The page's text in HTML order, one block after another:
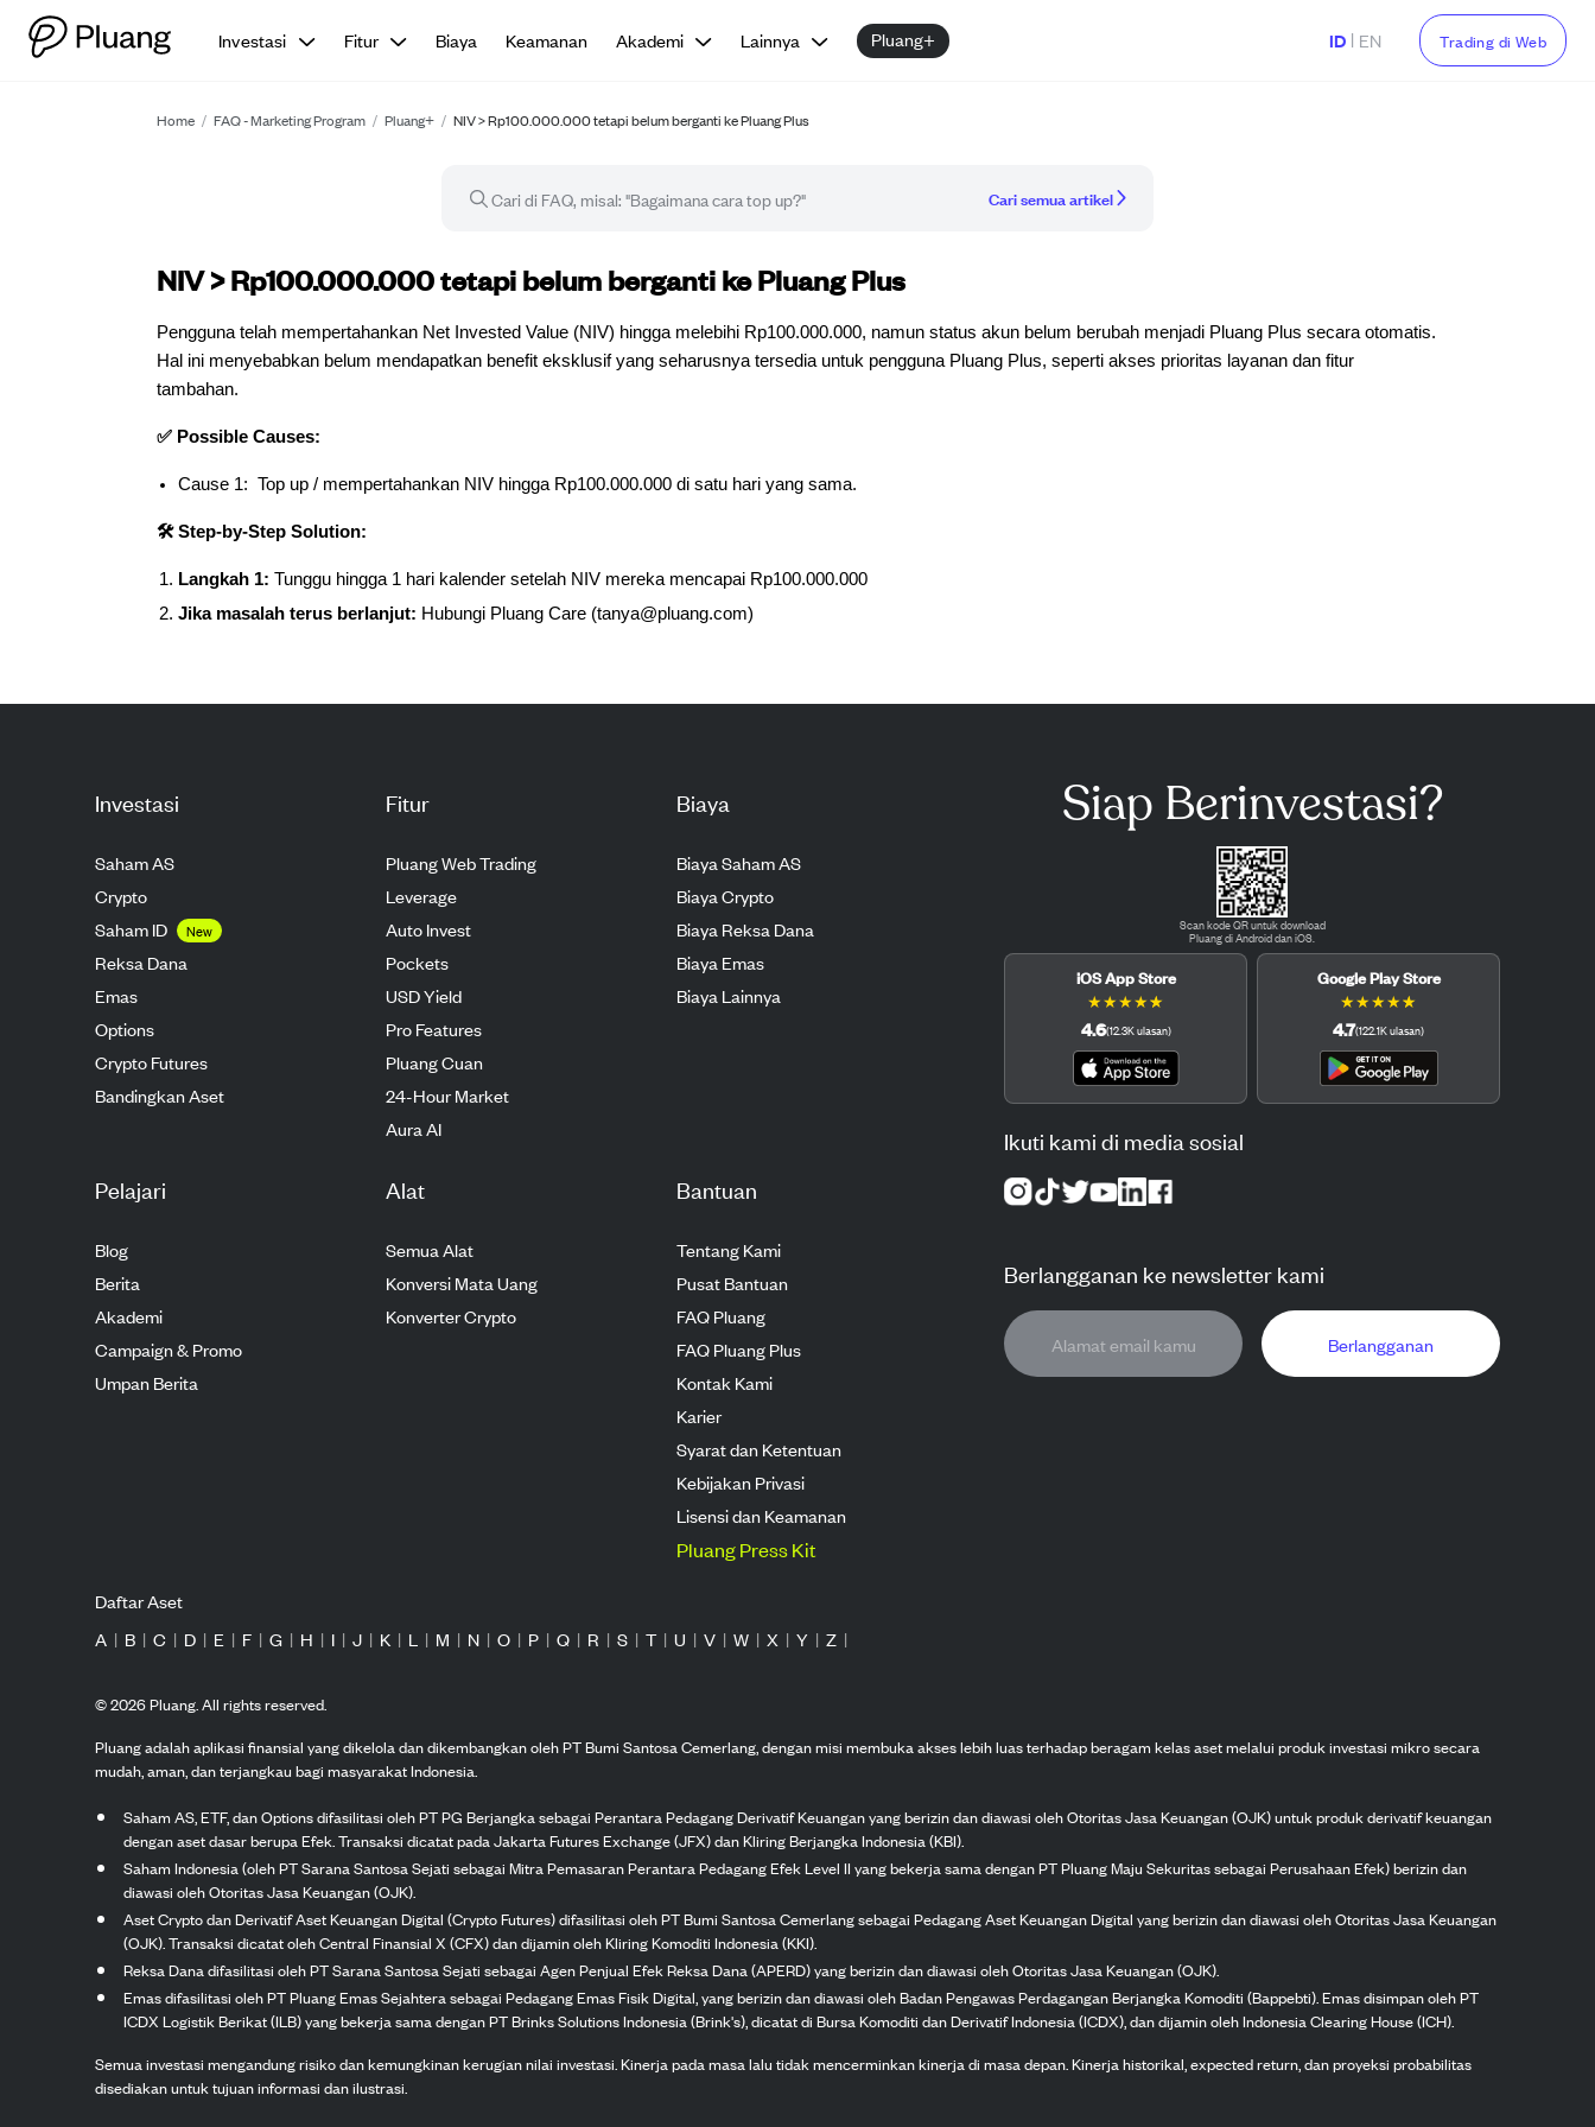
Investasi Fitur Biaya Keamanan Akademi Lainnya Pluang+ ID | EN Trading di Web
Home / FAQ - Marketing Program / Pluang+ / NIV > Rp100.000.000 tetapi belum berganti ke Pluang Plus
Cari semua artikel
Panduan troubleshooting
NIV > Rp100.000.000 tetapi belum berganti ke Pluang Plus
Pengguna telah mempertahankan Net Invested Value (NIV) hingga melebihi Rp100.000.000, namun status akun belum berubah menjadi Pluang Plus secara otomatis.
Hal ini menyebabkan belum mendapatkan benefit eksklusif yang seharusnya tersedia untuk pengguna Pluang Plus, seperti akses prioritas layanan dan fitur
tambahan.
✅ Possible Causes:
Cause 1: Top up / mempertahankan NIV hingga Rp100.000.000 di satu hari yang sama.
🛠️ Step-by-Step Solution:
Langkah 1: Tunggu hingga 1 hari kalender setelah NIV mereka mencapai Rp100.000.000
Jika masalah terus berlanjut: Hubungi Pluang Care (tanya@pluang.com)
Investasi
Saham AS
Crypto
Saham ID
New
Reksa Dana
Emas
Options
Crypto Futures
Bandingkan Aset
Fitur
Pluang Web Trading
Leverage
Auto Invest
Pockets
USD Yield
Pro Features
Pluang Cuan
24-Hour Market
Aura AI
Biaya
Biaya Saham AS
Biaya Crypto
Biaya Reksa Dana
Biaya Emas
Biaya Lainnya
Pelajari
Blog
Berita
Akademi
Campaign & Promo
Umpan Berita
Alat
Semua Alat
Konversi Mata Uang
Konverter Crypto
Bantuan
Tentang Kami
Pusat Bantuan
FAQ Pluang
FAQ Pluang Plus
Kontak Kami
Karier
Syarat dan Ketentuan
Kebijakan Privasi
Lisensi dan Keamanan
Pluang Press Kit
Siap Berinvestasi?
Scan kode QR untuk download
Pluang di Android dan iOS.
iOS App Store
★★★★★
4.6(12.3Kulasan)
Google Play Store
★★★★★
4.7(122.1Kulasan)
Ikuti kami di media sosial
Berlangganan ke newsletter kami
Berlangganan
Daftar Aset
A | B | C | D | E | F | G | H | I | J | K | L | M | N | O | P | Q | R | S | T | U | V | W | X | Y | Z |
©2026Pluang. All rights reserved.
Pluang adalah aplikasi finansial yang dikelola dan dikembangkan oleh PT Bumi Santosa Cemerlang, dengan misi membuka akses lebih luas terhadap beragam kelas aset melalui produk investasi mikro secara
mudah, aman, dan terjangkau bagi masyarakat Indonesia.
Saham AS, ETF, dan Options difasilitasi oleh PT PG Berjangka sebagai Perantara Pedagang Derivatif Keuangan yang berizin dan diawasi oleh Otoritas Jasa Keuangan (OJK) untuk produk derivatif keuangan
dengan aset dasar berupa Efek. Transaksi dicatat pada Jakarta Futures Exchange (JFX) dan Kliring Berjangka Indonesia (KBI).
Saham Indonesia (oleh PT Sarana Santosa Sejati sebagai Mitra Pemasaran Perantara Pedagang Efek Level II yang bekerja sama dengan PT Pluang Maju Sekuritas sebagai Perusahaan Efek) berizin dan
diawasi oleh Otoritas Jasa Keuangan (OJK).
Aset Crypto dan Derivatif Aset Keuangan Digital (Crypto Futures) difasilitasi oleh PT Bumi Santosa Cemerlang sebagai Pedagang Aset Keuangan Digital yang berizin dan diawasi oleh Otoritas Jasa Keuangan
(OJK). Transaksi dicatat oleh Central Finansial X (CFX) dan dijamin oleh Kliring Komoditi Indonesia (KKI).
Reksa Dana difasilitasi oleh PT Sarana Santosa Sejati sebagai Agen Penjual Efek Reksa Dana (APERD) yang berizin dan diawasi oleh Otoritas Jasa Keuangan (OJK).
Emas difasilitasi oleh PT Pluang Emas Sejahtera sebagai Pedagang Emas Fisik Digital, yang berizin dan diawasi oleh Badan Pengawas Perdagangan Berjangka Komoditi (Bappebti). Emas disimpan oleh PT
ICDX Logistik Berikat (ILB) yang bekerja sama dengan PT Brinks Solutions Indonesia (Brink's), dicatat di Bursa Komoditi dan Derivatif Indonesia (ICDX), dan dijamin oleh Indonesia Clearing House (ICH).
Semua investasi mengandung risiko dan kemungkinan kerugian nilai investasi. Kinerja pada masa lalu tidak mencerminkan kinerja di masa depan. Kinerja historikal, expected return, dan proyeksi probabilitas
disediakan untuk tujuan informasi dan ilustrasi.